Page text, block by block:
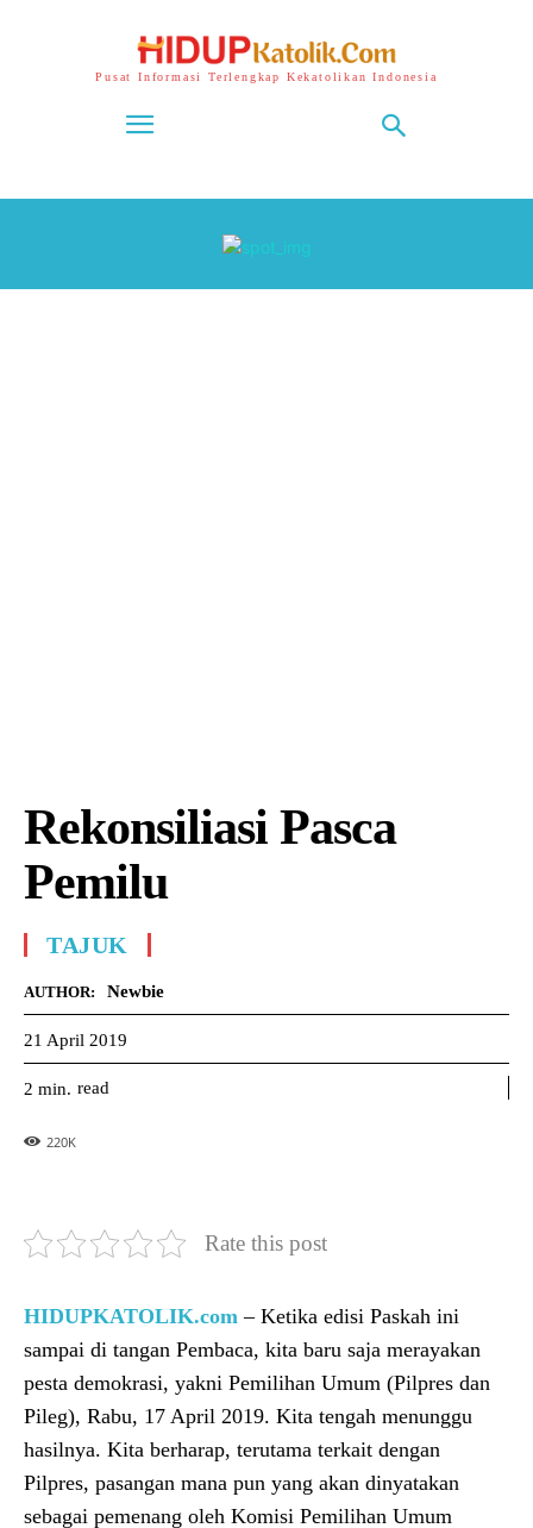
Pusat Informasi Terlengkap Kekatolikan Indonesia
Rekonsiliasi Pasca
Pemilu
TAJUK
AUTHOR: Newbie
21 April 2019
2 min. read
220K
Rate this post
HIDUPKATOLIK.com – Ketika edisi Paskah ini
sampai di tangan Pembaca, kita baru saja merayakan
pesta demokrasi, yakni Pemilihan Umum (Pilpres dan
Pileg), Rabu, 17 April 2019. Kita tengah menunggu
hasilnya. Kita berharap, terutama terkait dengan
Pilpres, pasangan mana pun yang akan dinyatakan
sebagai pemenang oleh Komisi Pemilihan Umum